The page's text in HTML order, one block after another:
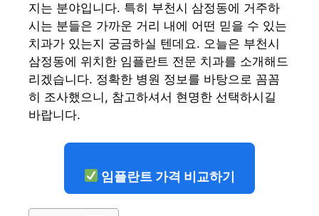
지는 분야입니다. 특히 부천시 삼정동에 거주하
시는 분들은 가까운 거리 내에 어떤 믿을 수 있는
치과가 있는지 궁금하실 텐데요. 오늘은 부천시
삼정동에 위치한 임플란트 전문 치과를 소개해드
리겠습니다. 정확한 병원 정보를 바탕으로 꼼꼼
히 조사했으니, 참고하셔서 현명한 선택하시길
바랍니다.
임플란트 가격 비교하기